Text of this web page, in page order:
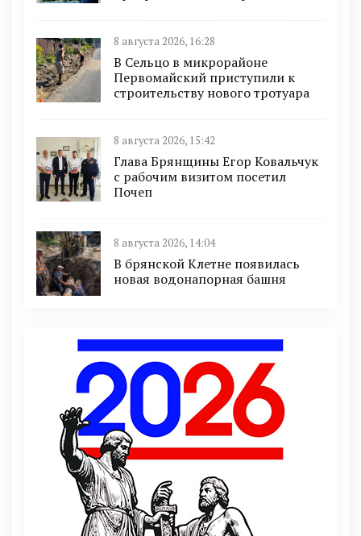
8 августа 2026, 16:28
В Сельцо в микрорайоне
Первомайский приступили к
строительству нового тротуара
8 августа 2026, 15:42
Глава Брянщины Егор Ковальчук
с рабочим визитом посетил
Почеп
8 августа 2026, 14:04
В брянской Клетне появилась
новая водонапорная башня